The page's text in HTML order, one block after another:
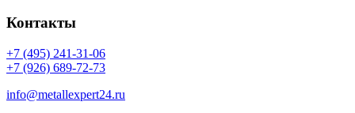
Контакты
+7 (495) 241-31-06
+7 (926) 689-72-73
info@metallexpert24.ru